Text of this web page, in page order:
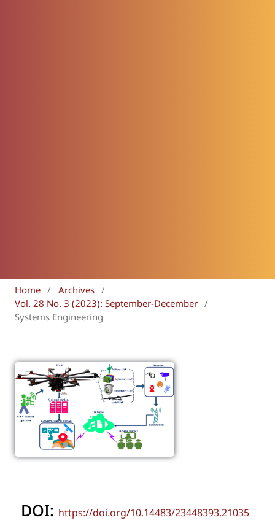
Home / Archives /
Vol. 28 No. 3 (2023): September-December /
Systems Engineering
DOI: https://doi.org/10.14483/23448393.21035